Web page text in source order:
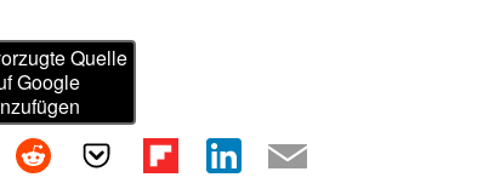
Quelle
Google